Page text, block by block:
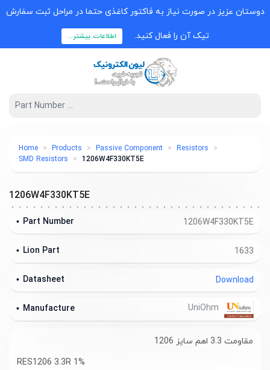
دوستان عزیز در صورت نیاز به فاکتور کاغذی حتما در مراحل ثبت سفارش
تیک آن را فعال کنید. اطلاعات بیشتر...
Home Products Passive Component
Resistors
SMD Resistors
1206W4F330KT5E
1206W4F330KT5E
1206W4F330KT5E
Part Number
1633
Lion Part
Download
Datasheet
Manufacture
مقاومت 3.3 اهم سایز 1206
RES1206 3.3R 1%